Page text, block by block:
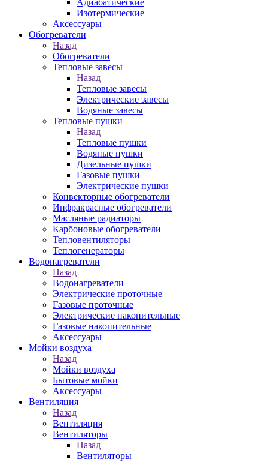
Адиабатические
Изотермические
Аксессуары
Обогреватели
Назад
Обогреватели
Тепловые завесы
Назад
Тепловые завесы
Электрические завесы
Водяные завесы
Тепловые пушки
Назад
Тепловые пушки
Водяные пушки
Дизельные пушки
Газовые пушки
Электрические пушки
Конвекторные обогреватели
Инфракрасные обогреватели
Масляные радиаторы
Карбоновые обогреватели
Тепловентиляторы
Теплогенераторы
Водонагреватели
Назад
Водонагреватели
Электрические проточные
Газовые проточные
Электрические накопительные
Газовые накопительные
Аксессуары
Мойки воздуха
Назад
Мойки воздуха
Бытовые мойки
Аксессуары
Вентиляция
Назад
Вентиляция
Вентиляторы
Назад
Вентиляторы